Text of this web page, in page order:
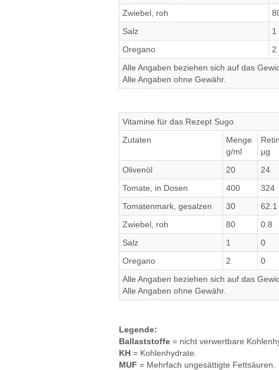
Zwiebel, roh
Salz
1
Oregano
2
Alle Angaben beziehen sich auf das
Alle Angaben ohne Gewähr.
Vitamine für das Rezept Sugo
Zutaten
Menge
g/ml
µg
Olivenöl
20 24
Tomate, in Dosen
400 324
Tomatenmark, gesalzen
30 62.1
Zwiebel, roh
80 0.8
Salz
1 0
Oregano
2 0
Alle Angaben beziehen sich auf das
Alle Angaben ohne Gewähr.
Legende:
Ballaststoffe = nicht verwertbare
KH = Kohlenhydrate.
MUF = Mehrfach ungesättigte Fettsäuren.